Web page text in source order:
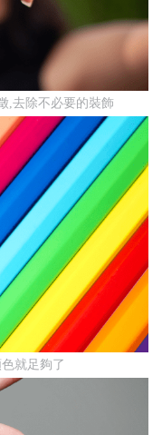
,去除不必要的裝飾
就足夠了